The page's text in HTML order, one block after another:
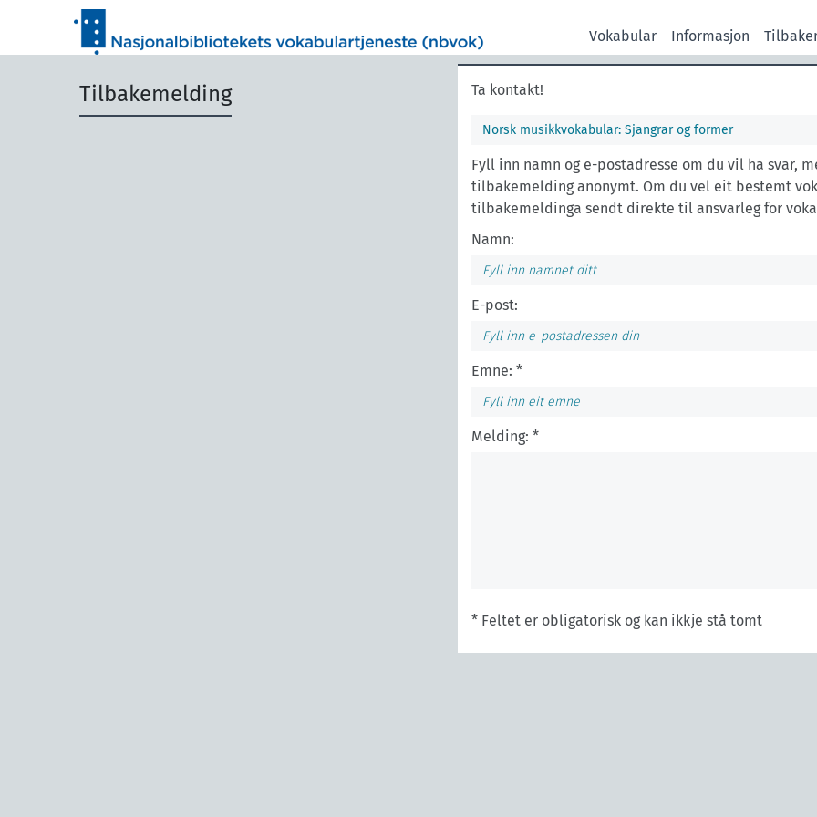
Vokabular Informasjon
Tilbakemelding Ta kontakt!
Norsk musikkvokabular: Sjangrar og former
Fyll inn namn og e-postadresse om du vil ha svar,
tilbakemelding anonymt. Om du vel eit bestemt
tilbakemeldinga sendt direkte til ansvarleg for
Namn:
E-post:
Emne: *
Melding: *
* Feltet er obligatorisk og kan ikkje stå tomt